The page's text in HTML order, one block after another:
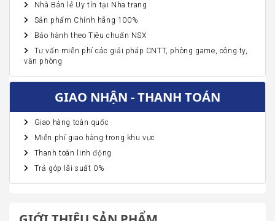
Nhà Bán lẻ Uy tín tại Nha trang
Sản phẩm Chính hãng 100%
Bảo hành theo Tiêu chuẩn NSX
Tư vấn miễn phí các giải pháp CNTT, phòng game, công ty,
văn phòng
GIAO NHẬN - THANH TOÁN
Giao hàng toàn quốc
Miễn phí giao hàng trong khu vực
Thanh toán linh động
Trả góp lãi suất 0%